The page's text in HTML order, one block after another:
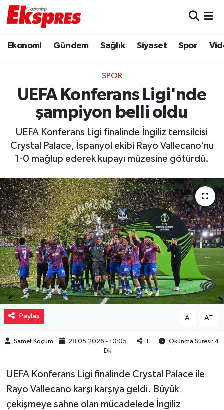
Ekonomi Gündem Sağlık Siyaset Spor
SPOR
UEFA Konferans Ligi'nde
şampiyon belli oldu
UEFA Konferans Ligi finalinde İngiliz temsilcisi
Crystal Palace, İspanyol ekibi Rayo Vallecano’nu
1-0 mağlup ederek kupayı müzesine götürdü.
Paylaş A- A+
Samet Koçum 28.05.2026 - 10:05 1
Okunma Süresi: 4
Dk
UEFA Konferans Ligi finalinde Crystal Palace ile
Rayo Vallecano karşı karşıya geldi. Büyük
çekişmeye sahne olan mücadelede İngiliz
Ekonomi
Gaziantep son dakika
Genel
Gündem
Haberler
Kültür Sanat
Magazin
Müzik
Piyasa
Resmi İlanlar
Sağlık
Sinemalar
Siyaset
Trafik Durumu
Puan Durumu ve Fikstür
Tüm Manşetler
Son Dakika Haberleri
Haber Arşivi